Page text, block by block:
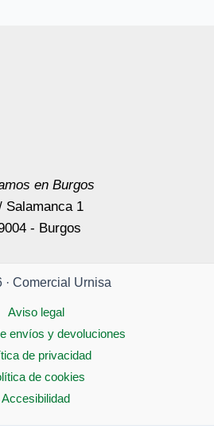
en Burgos
Salamanca 1
- Burgos
· Comercial Urnisa
Aviso legal
envíos y devoluciones
de privacidad
de cookies
Accesibilidad